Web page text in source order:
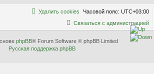
Часовой пояс: UTC+03:00
Удалить cookies
Связаться с администрацией
phpBB® Forum Software © phpBB Limited
Русская поддержка phpBB